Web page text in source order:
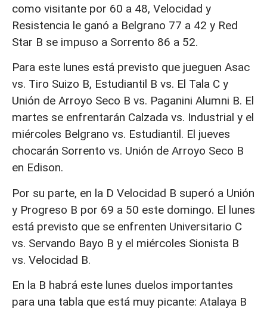
como visitante por 60 a 48, Velocidad y
Resistencia le ganó a Belgrano 77 a 42 y Red
Star B se impuso a Sorrento 86 a 52.
Para este lunes está previsto que jueguen Asac
vs. Tiro Suizo B, Estudiantil B vs. El Tala C y
Unión de Arroyo Seco B vs. Paganini Alumni B. El
martes se enfrentarán Calzada vs. Industrial y el
miércoles Belgrano vs. Estudiantil. El jueves
chocarán Sorrento vs. Unión de Arroyo Seco B
en Edison.
Por su parte, en la D Velocidad B superó a Unión
y Progreso B por 69 a 50 este domingo. El lunes
está previsto que se enfrenten Universitario C
vs. Servando Bayo B y el miércoles Sionista B
vs. Velocidad B.
En la B habrá este lunes duelos importantes
para una tabla que está muy picante: Atalaya B